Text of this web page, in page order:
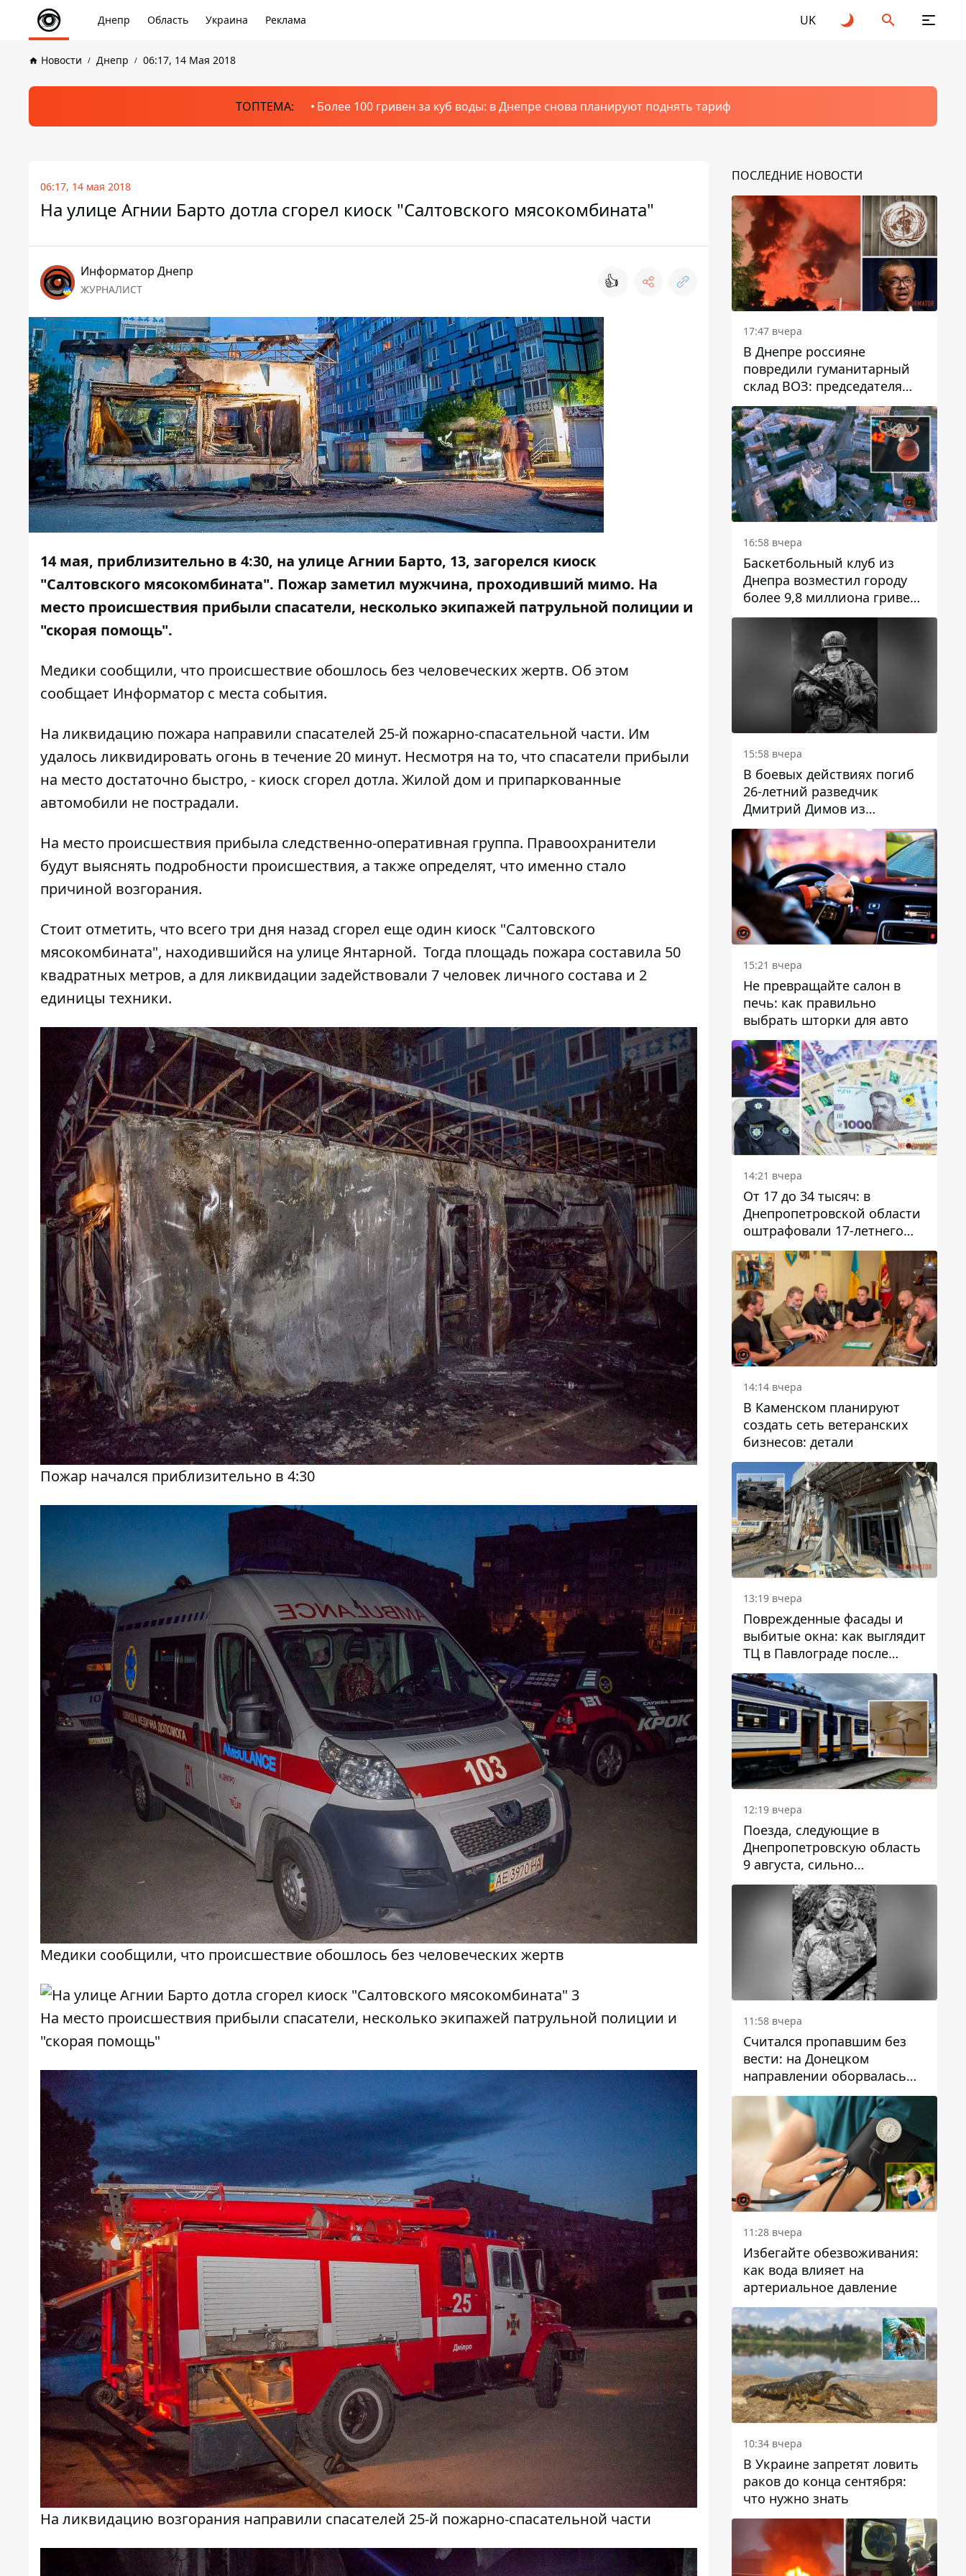
Днепр Область Украина Реклама UK
Новости Днепр 06:17, 14 Мая 2018
ТОПТЕМА: Более 100 гривен за куб воды: в Днепре снова планируют поднять тариф
06:17, 14 мая 2018
На улице Агнии Барто дотла сгорел киоск "Салтовского мясокомбината"
Информатор Днепр
ЖУРНАЛИСТ 👍
14 мая, приблизительно в 4:30, на улице Агнии Барто, 13, загорелся киоск
"Салтовского мясокомбината". Пожар заметил мужчина, проходивший мимо. На
место происшествия прибыли спасатели, несколько экипажей патрульной полиции и
"скорая помощь".
Медики сообщили, что происшествие обошлось без человеческих жертв. Об этом
сообщает Информатор с места события.
На ликвидацию пожара направили спасателей 25-й пожарно-спасательной части. Им
удалось ликвидировать огонь в течение 20 минут. Несмотря на то, что спасатели прибыли
на место достаточно быстро, - киоск сгорел дотла. Жилой дом и припаркованные
автомобили не пострадали.
На место происшествия прибыла следственно-оперативная группа. Правоохранители
будут выяснять подробности происшествия, а также определят, что именно стало
причиной возгорания.
Стоит отметить, что всего три дня назад сгорел еще один киоск "Салтовского
мясокомбината", находившийся на улице Янтарной. Тогда площадь пожара составила 50
квадратных метров, а для ликвидации задействовали 7 человек личного состава и 2
единицы техники.
Пожар начался приблизительно в 4:30
Медики сообщили, что происшествие обошлось без человеческих жертв
На место происшествия прибыли спасатели, несколько экипажей патрульной полиции и
"скорая помощь"
На ликвидацию возгорания направили спасателей 25-й пожарно-спасательной части
ПОСЛЕДНИЕ НОВОСТИ
17:47 вчера
В Днепре россияне
повредили гуманитарный
склад ВОЗ: председателя
организации критикуют за
"неоднозначное"
сообщение
16:58 вчера
Баскетбольный клуб из
Днепра возместил городу
более 9,8 миллиона гривен
долга
15:58 вчера
В боевых действиях погиб
26-летний разведчик
Дмитрий Димов из
Никополя
15:21 вчера
Не превращайте салон в
печь: как правильно
выбрать шторки для авто
14:21 вчера
От 17 до 34 тысяч: в
Днепропетровской области
оштрафовали 17-летнего
парня за развлекательный
стрим в полицейской
форме
14:14 вчера
В Каменском планируют
создать сеть ветеранских
бизнесов: детали
13:19 вчера
Поврежденные фасады и
выбитые окна: как выглядит
ТЦ в Павлограде после
удара дрона
12:19 вчера
Поезда, следующие в
Днепропетровскую область
9 августа, сильно
задерживаются
11:58 вчера
Считался пропавшим без
вести: на Донецком
направлении оборвалась
жизнь Анатолия Ткачука из
Днепропетровской области
11:28 вчера
Избегайте обезвоживания:
как вода влияет на
артериальное давление
10:34 вчера
В Украине запретят ловить
раков до конца сентября:
что нужно знать